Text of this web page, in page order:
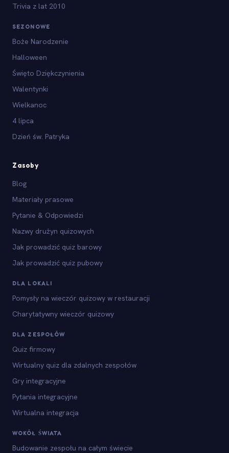
Trivia z lat 2010
SEZONOWE
Boże Narodzenie
Halloween
Święto Dziękczynienia
Walentynki
Wielkanoc
4 lipca
Dzień św. Patryka
Zasoby
Blog
Materiały prasowe
Pytanie & Odpowiedzi
Nazwy drużyn quizowych
Jak prowadzić quiz barowy
Jak prowadzić quiz pubowy
DLA LOKALI
Pomysły na wieczór quizowy w restauracji
Charytatywny wieczór quizowy
DLA ZESPOŁÓW
Quiz firmowy
Wirtualny quiz dla zdalnych zespołów
Gry integracyjne
Pytania integracyjne
Wirtualna integracja
WOKÓŁ ŚWIATA
Budowanie zespołu na całym świecie